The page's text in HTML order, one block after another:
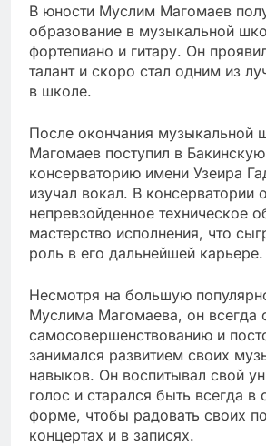
В юности Муслим Магомаев
образование в музыкальной
фортепиано и гитару. Он
талант и скоро стал одним из
в школе.
После окончания музыкальной
Магомаев поступил в Бакинскую
консерваторию имени Узеира
изучал вокал. В консерватории
непревзойденное техническое
мастерство исполнения, что
роль в его дальнейшей карьере.
Несмотря на большую
Муслима Магомаева, он всегда
самосовершенствованию и
занимался развитием своих
навыков. Он воспитывал свой
голос и старался быть всегда в
форме, чтобы радовать своих
концертах и в записях.